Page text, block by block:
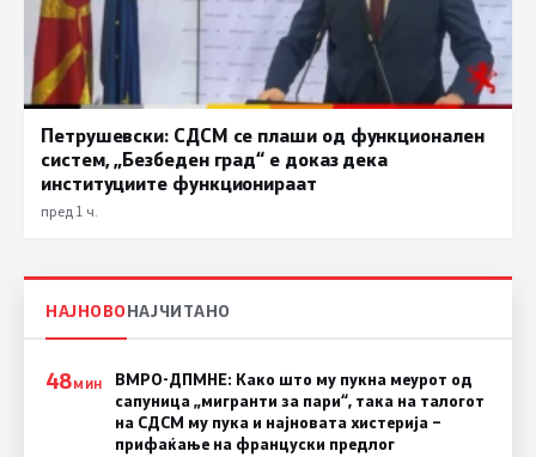
Петрушевски: СДСМ се плаши од функционален
систем, „Безбеден град“ е доказ дека
институциите функционираат
пред 1 ч.
НАЈНОВОНАЈЧИТАНО
48МИН
ВМРО-ДПМНЕ: Како што му пукна меурот од
сапуница „мигранти за пари“, така на талогот
на СДСМ му пука и најновата хистерија –
прифаќање на француски предлог